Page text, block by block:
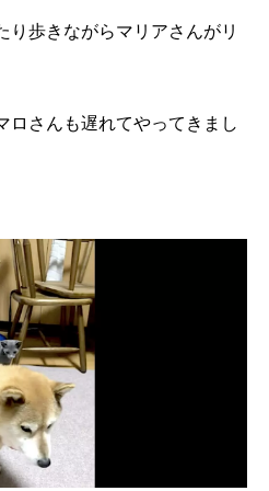
り歩きながらマリアさんがリ
ロさんも遅れてやってきまし